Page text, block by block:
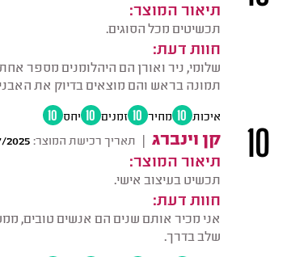
תיאור המוצר:
תכשיטים מכל הסוגים.
חוות דעת:
שלומי, ניר ואורן הם היהלומנים מספר
תמונה בראש והם מוצאים בדיוק את
איכות 10 מחיר 10 זמנים 10 יחס 10
קן וינברג | תאריך רכישת המוצר: 2025
תיאור המוצר:
תכשיט בעיצוב אישי.
חוות דעת:
אני מכיר אותם שנים הם אנשים טובים,
שלב בדרך.
10